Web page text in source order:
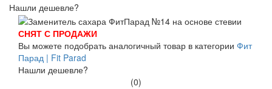
Нашли дешевле?
СНЯТ С ПРОДАЖИ
Вы можете подобрать аналогичный товар в категории Фит
Парад | Fit Parad
Нашли дешевле?
(0)